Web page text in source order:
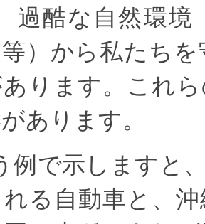
過酷な自然環境
）から私たち
ります。これ
あります。
例で示しますと
る自動車と、